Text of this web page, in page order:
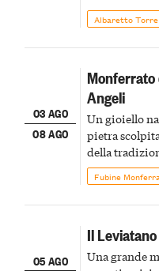
Albaretto Torre
03 AGO
08 AGO
Angeli
Un gioiello
pietra
della
Fubine
05 AGO
Il
Una grande